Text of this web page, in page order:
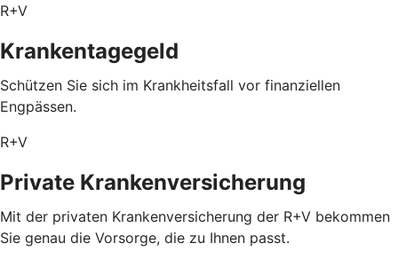
R+V
Krankentagegeld
Schützen Sie sich im Krankheitsfall vor finanziellen
Engpässen.
R+V
Private Krankenversicherung
Mit der privaten Krankenversicherung der R+V bekommen
Sie genau die Vorsorge, die zu Ihnen passt.